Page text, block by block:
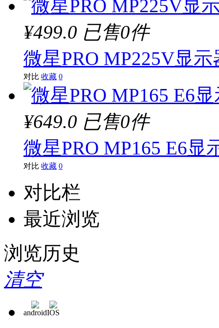
¥499.0 已售0件
微星PRO MP225V显示
对比 收藏 0
¥649.0 已售0件
微星PRO MP165 E6显
对比 收藏 0
对比栏
最近浏览
浏览历史
清空
androidIOS